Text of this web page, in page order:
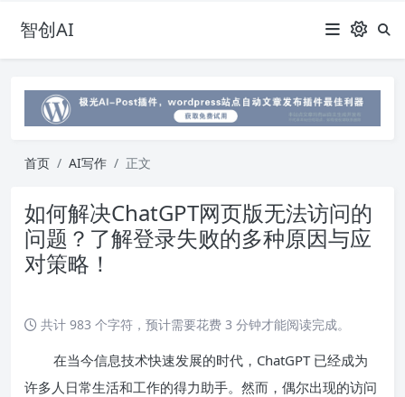
智创AI
首页 AI写作 正文
如何解决ChatGPT网页版无法访问的
问题？了解登录失败的多种原因与应
对策略！
共计 983 个字符，预计需要花费 3 分钟才能阅读完成。
在当今信息技术快速发展的时代，ChatGPT 已经成为
许多人日常生活和工作的得力助手。然而，偶尔出现的访问